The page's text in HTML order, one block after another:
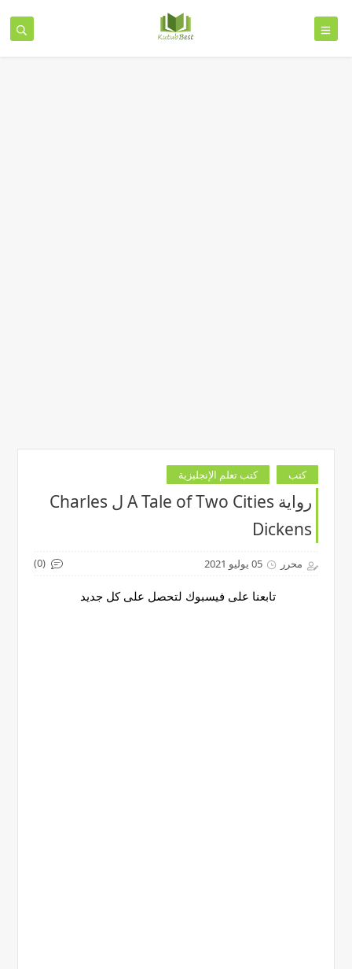
كتب كتب تعلم الإنجليزية
رواية A Tale of Two Cities ل Charles
Dickens
محرر 05 يوليو 2021 (0)
تابعنا على فيسبوك لتحصل على كل جديد